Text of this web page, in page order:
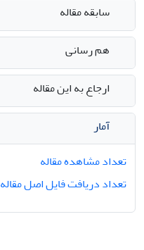
سابقه مقاله
هم رسانی
ارجاع به این مقاله
آمار
تعداد مشاهده مقاله
تعداد دریافت فایل اصل مقاله